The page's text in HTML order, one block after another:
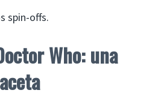
spin-offs.
Who: una